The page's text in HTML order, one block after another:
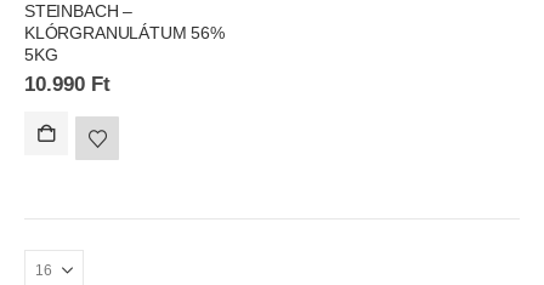
STEINBACH –
KLÓRGRANULÁTUM 56%
5KG
10.990 Ft